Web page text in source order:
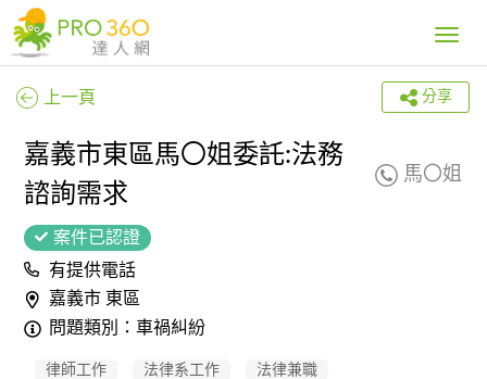
Toggle
上一頁 分享
嘉義市東區馬〇姐委託:法務
諮詢需求
馬〇姐
案件已認證
有提供電話
嘉義市 東區
問題類別：車禍糾紛
律師工作 法律系工作 法律兼職